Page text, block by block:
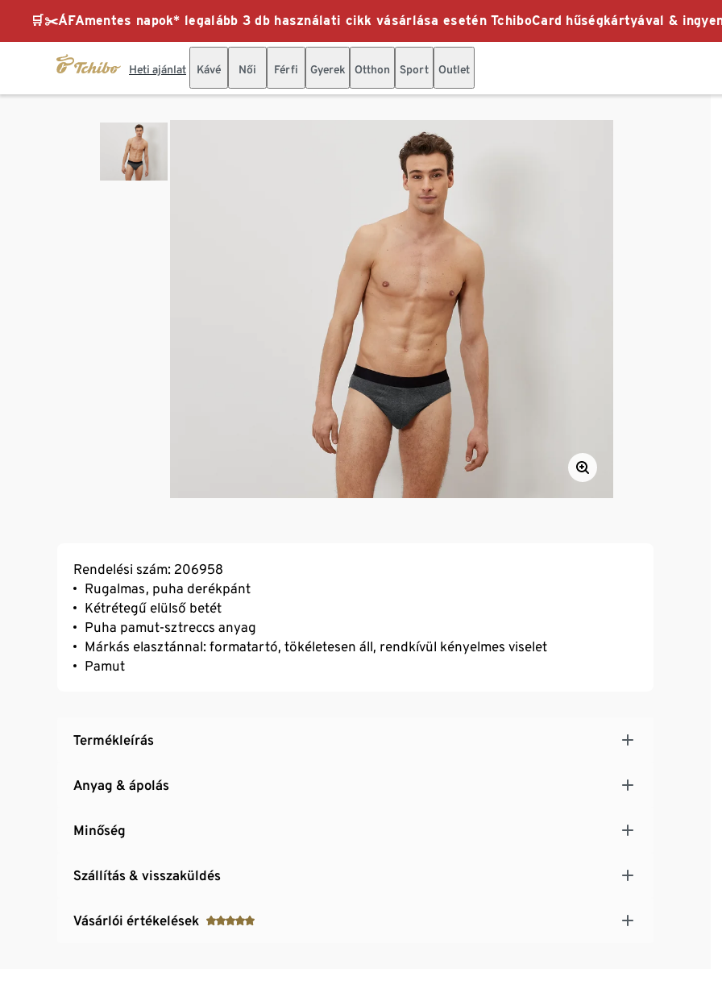
🛒✂️ÁFAmentes napok* legalább 3 db használati cikk vásárlása esetén TchiboCard hűségkártyával &
Heti ajánlat Kávé Női Férfi Gyerek Otthon Sport Outlet
Rendelési szám: 206958
Rugalmas, puha derékpánt
Kétrétegű elülső betét
Puha pamut-sztreccs anyag
Márkás elasztánnal: formatartó, tökéletesen áll, rendkívül kényelmes viselet
Pamut
Termékleírás
Anyag & ápolás
Minőség
Szállítás & visszaküldés
Vásárlói értékelések